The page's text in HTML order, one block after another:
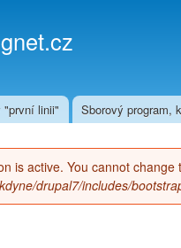
linii" Sborový program,
is active. You cannot
drupal7/includes/